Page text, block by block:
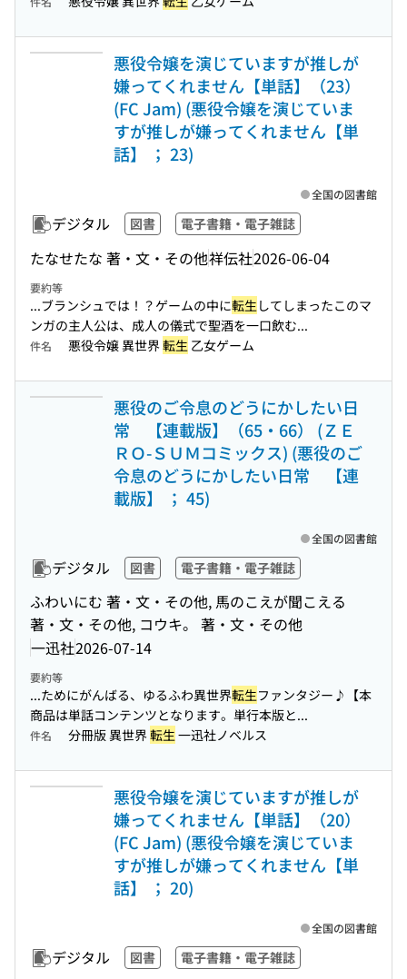
悪役令嬢を演じていますが推しが
嫌ってくれません【単話】（23）
(FC Jam) (悪役令嬢を演じていま
すが推しが嫌ってくれません【単
話】 ； 23)
デジタル 図書 電子書籍・電子雑誌
たなせたな 著・文・その他祥伝社2026-06-04
全国の図書館
要約等
...ブランシュでは！？ゲームの中に転生してしまったこのマ
ンガの主人公は、成人の儀式で聖酒を一口飲む...
件名 悪役令嬢 異世界転生 乙女ゲーム
悪役のご令息のどうにかしたい日
常 【連載版】（65・66） (ＺＥ
ＲＯ-ＳＵＭコミックス) (悪役のご
令息のどうにかしたい日常 【連
載版】 ； 45)
デジタル 図書 電子書籍・電子雑誌
ふわいにむ 著・文・その他, 馬のこえが聞こえる
著・文・その他, コウキ。 著・文・その他
一迅社2026-07-14
全国の図書館
要約等
...ためにがんばる、ゆるふわ異世界転生ファンタジー♪【本
商品は単話コンテンツとなります。単行本版と...
件名 分冊版 異世界転生一迅社ノベルス
悪役令嬢を演じていますが推しが
嫌ってくれません【単話】（20）
(FC Jam) (悪役令嬢を演じていま
すが推しが嫌ってくれません【単
話】 ； 20)
デジタル 図書 電子書籍・電子雑誌
全国の図書館